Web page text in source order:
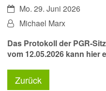
Datum:Mo. 29. Juni 2026
Von:Michael Marx
Das Protokoll der PGR-
vom 12.05.2026 kann hier
Zurück